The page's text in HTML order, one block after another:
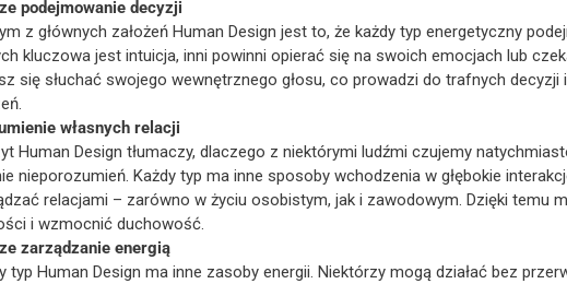
podejmowanie decyzji
z głównych założeń Human Design jest to, że każdy typ energetyczny
kluczowa jest intuicja, inni powinni opierać się na swoich emocjach lub
się słuchać swojego wewnętrznego głosu, co prowadzi do trafnych decyzji
własnych relacji
Human Design tłumaczy, dlaczego z niektórymi ludźmi czujemy
nieporozumień. Każdy typ ma inne sposoby wchodzenia w głębokie
relacjami – zarówno w życiu osobistym, jak i zawodowym. Dzięki temu
i wzmocnić duchowość.
zarządzanie energią
typ Human Design ma inne zasoby energii. Niektórzy mogą działać bez